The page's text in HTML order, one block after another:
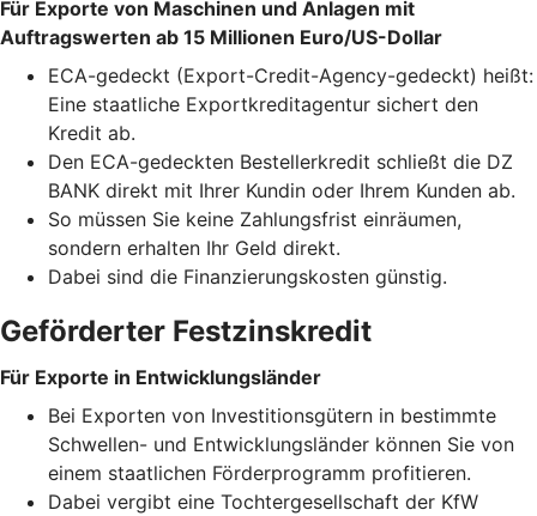
Für Exporte von Maschinen und Anlagen mit
Auftragswerten ab 15 Millionen Euro/US-Dollar
ECA-gedeckt (Export-Credit-Agency-gedeckt) heißt:
Eine staatliche Exportkreditagentur sichert den
Kredit ab.
Den ECA-gedeckten Bestellerkredit schließt die DZ
BANK direkt mit Ihrer Kundin oder Ihrem Kunden ab.
So müssen Sie keine Zahlungsfrist einräumen,
sondern erhalten Ihr Geld direkt.
Dabei sind die Finanzierungskosten günstig.
Geförderter Festzinskredit
Für Exporte in Entwicklungsländer
Bei Exporten von Investitionsgütern in bestimmte
Schwellen- und Entwicklungsländer können Sie von
einem staatlichen Förderprogramm profitieren.
Dabei vergibt eine Tochtergesellschaft der KfW